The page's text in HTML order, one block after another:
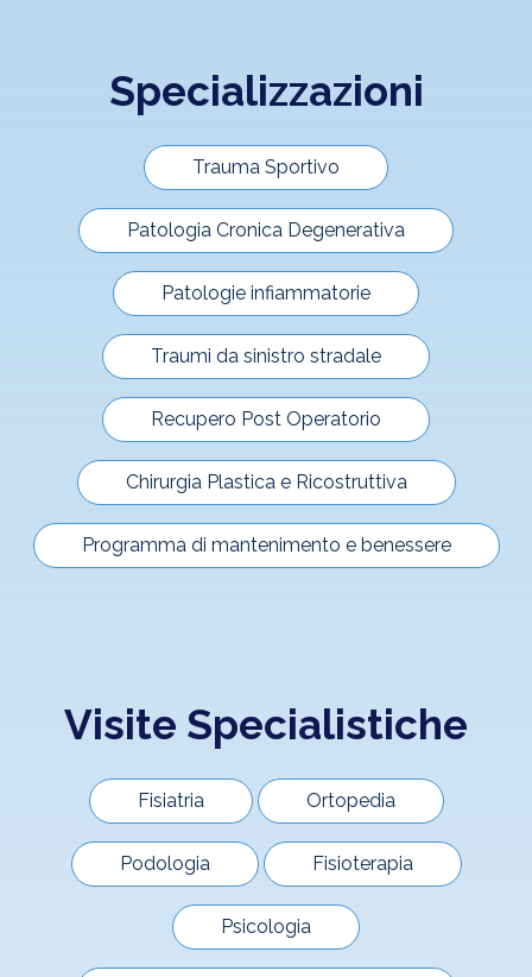
Specializzazioni
Trauma Sportivo
Patologia Cronica Degenerativa
Patologie infiammatorie
Traumi da sinistro stradale
Recupero Post Operatorio
Chirurgia Plastica e Ricostruttiva
Programma di mantenimento e benessere
Visite Specialistiche
Fisiatria Ortopedia
Podologia Fisioterapia
Psicologia